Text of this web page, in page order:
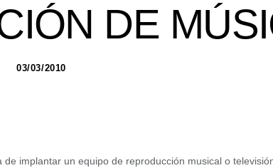
DE
03/03/2010
implantar un equipo de reproducción musical o